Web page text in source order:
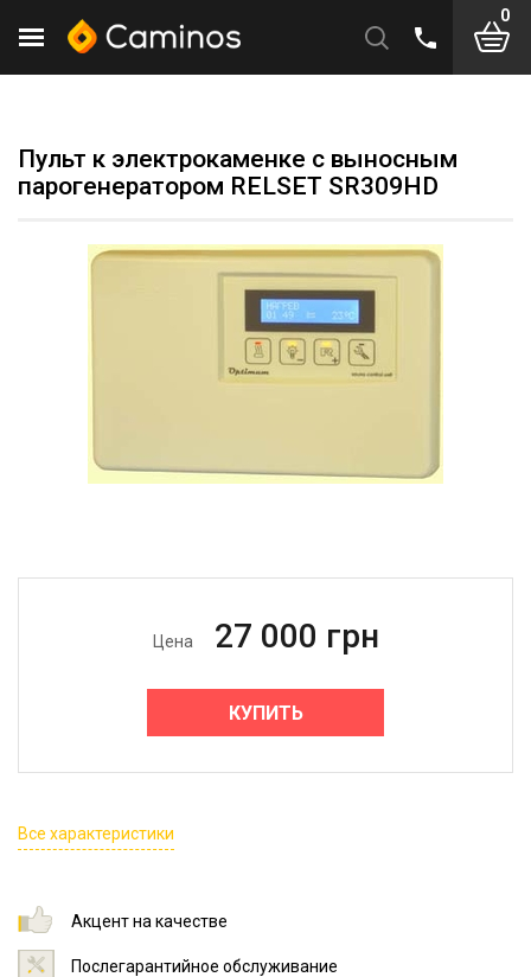
0
Пульт к электрокаменке c выносным
парогенератором RELSET SR309HD
Цена 27 000 грн
КУПИТЬ
Все характеристики
Акцент на качестве
Послегарантийное обслуживание